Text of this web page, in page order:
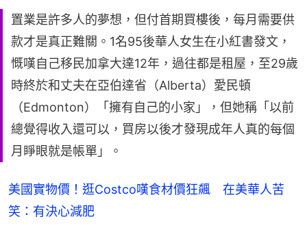
置業是許多人的夢想，但付首期買樓後，每月需要供
款才是真正難關。1名95後華人女生在小紅書發文，
慨嘆自己移民加拿大達12年，過往都是租屋，至29歲
時終於和丈夫在亞伯達省（Alberta）愛民頓
（Edmonton）「擁有自己的小家」，但她稱「以前
總覺得收入還可以，買房以後才發現成年人真的每個
月睜眼就是帳單」。
美國實物價！逛Costco嘆食材價狂飆 在美華人苦
笑：有決心減肥